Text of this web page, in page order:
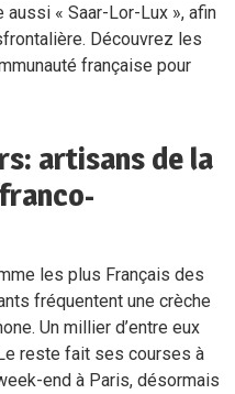
aussi « Saar-Lor-Lux », afin
Découvrez les
française pour
artisans de la
les plus Français des
fréquentent une crèche
Un millier d’entre eux
reste fait ses courses à
end à Paris, désormais